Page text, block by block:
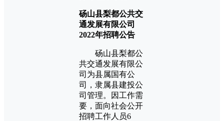
砀山县梨都公共交
通发展有限公司
2022年招聘公告
砀山县梨都公
共交通发展有限公
司为县属国有公
司，隶属县建投公
司管理。因工作需
要，面向社会公开
招聘工作人员6